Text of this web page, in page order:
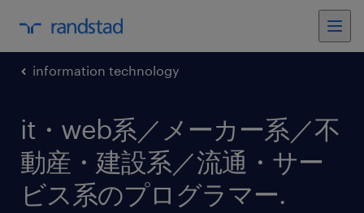
information technology
it・web系／メーカー系／不
動産・建設系／流通・サー
ビス系のプログラマー.